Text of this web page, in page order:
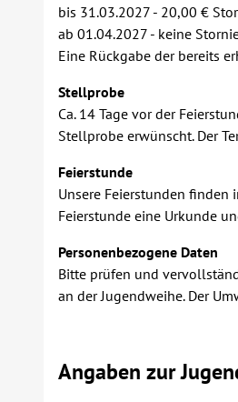
bis 31.03.2027 - 20,00 €
ab 01.04.2027 - keine
Eine Rückgabe der bereits
Stellprobe
Ca. 14 Tage vor der
Stellprobe erwünscht. Der
Feierstunde
Unsere Feierstunden
Feierstunde eine Urkunde
Personenbezogene Daten
Bitte prüfen und
an der Jugendweihe. Der
Angaben zur